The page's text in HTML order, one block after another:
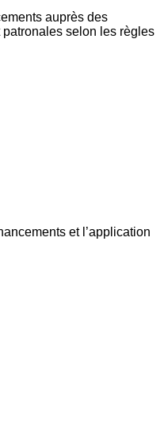
auprès des
selon les règles
et l’application